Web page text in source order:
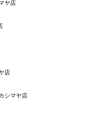
ヤ店
店
シマヤ店